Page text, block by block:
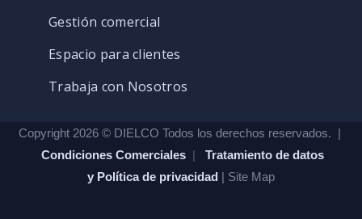
Gestión comercial
Espacio para clientes
Trabaja con Nosotros
Copyright 2026 © DIELCO Todos los derechos reservados. |
Condiciones Comerciales | Tratamiento de datos
y Política de privacidad | Site Map